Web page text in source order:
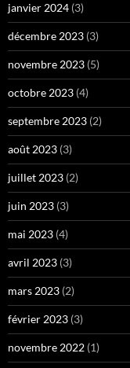
janvier 2024 (3)
décembre 2023 (3)
novembre 2023 (5)
octobre 2023 (4)
septembre 2023 (2)
août 2023 (3)
juillet 2023 (2)
juin 2023 (3)
mai 2023 (4)
avril 2023 (3)
mars 2023 (2)
février 2023 (3)
novembre 2022 (1)